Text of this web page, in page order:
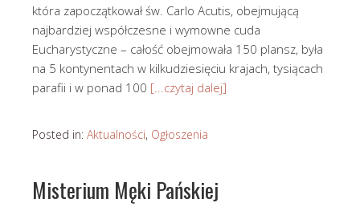
która zapoczątkował św. Carlo Acutis, obejmującą
najbardziej współczesne i wymowne cuda
Eucharystyczne – całość obejmowała 150 plansz, była
na 5 kontynentach w kilkudziesięciu krajach, tysiącach
parafii i w ponad 100 [...czytaj dalej]
Posted in: Aktualności, Ogłoszenia
Misterium Męki Pańskiej